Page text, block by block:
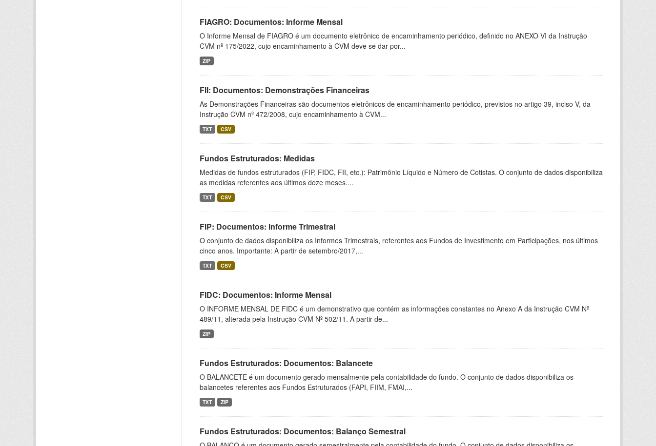
FIAGRO: Documentos: Informe Mensal
O Informe Mensal de FIAGRO é um documento eletrônico de encaminhamento periódico, definido no ANEXO VI da Instrução
CVM nº 175/2022, cujo encaminhamento à CVM deve se dar por...
ZIP
FII: Documentos: Demonstrações Financeiras
As Demonstrações Financeiras são documentos eletrônicos de encaminhamento periódico, previstos no artigo 39, inciso V, da
Instrução CVM nº 472/2008, cujo encaminhamento à CVM...
TXT CSV
Fundos Estruturados: Medidas
Medidas de fundos estruturados (FIP, FIDC, FII, etc.): Patrimônio Líquido e Número de Cotistas. O conjunto de dados disponibiliza
as medidas referentes aos últimos doze meses....
TXT CSV
FIP: Documentos: Informe Trimestral
O conjunto de dados disponibiliza os Informes Trimestrais, referentes aos Fundos de Investimento em Participações, nos últimos
cinco anos. Importante: A partir de setembro/2017,...
TXT CSV
FIDC: Documentos: Informe Mensal
O INFORME MENSAL DE FIDC é um demonstrativo que contém as informações constantes no Anexo A da Instrução CVM Nº
489/11, alterada pela Instrução CVM Nº 502/11. A partir de...
ZIP
Fundos Estruturados: Documentos: Balancete
O BALANCETE é um documento gerado mensalmente pela contabilidade do fundo. O conjunto de dados disponibiliza os
balancetes referentes aos Fundos Estruturados (FAPI, FIIM, FMAI,...
TXT ZIP
Fundos Estruturados: Documentos: Balanço Semestral